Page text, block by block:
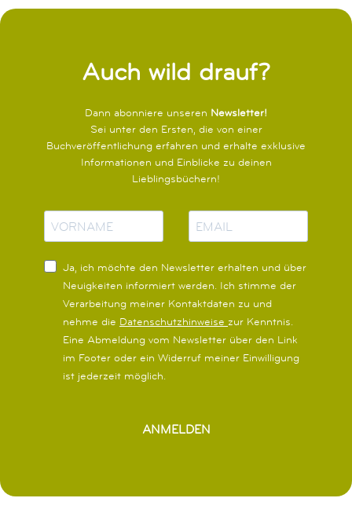
Auch wild drauf?
Dann abonniere unseren Newsletter!
Sei unter den Ersten, die von einer
Buchveröffentlichung erfahren und erhalte exklusive
Informationen und Einblicke zu deinen
Lieblingsbüchern!
N
m
e
E
M
a
i
l
Ja, ich möchte den Newsletter erhalten und über
Neuigkeiten informiert werden. Ich stimme der
Verarbeitung meiner Kontaktdaten zu und
nehme die Datenschutzhinweise zur Kenntnis.
Eine Abmeldung vom Newsletter über den Link
im Footer oder ein Widerruf meiner Einwilligung
ist jederzeit möglich.
ANMELDEN